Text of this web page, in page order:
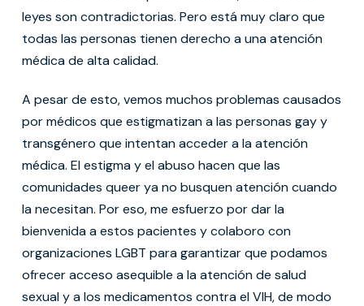
leyes son contradictorias. Pero está muy claro que
todas las personas tienen derecho a una atención
médica de alta calidad.
A pesar de esto, vemos muchos problemas causados
por médicos que estigmatizan a las personas gay y
transgénero que intentan acceder a la atención
médica. El estigma y el abuso hacen que las
comunidades queer ya no busquen atención cuando
la necesitan. Por eso, me esfuerzo por dar la
bienvenida a estos pacientes y colaboro con
organizaciones LGBT para garantizar que podamos
ofrecer acceso asequible a la atención de salud
sexual y a los medicamentos contra el VIH, de modo